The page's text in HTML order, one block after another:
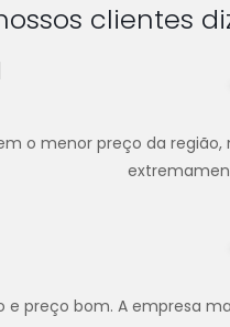
clientes
o menor preço da
e preço bom. A empresa